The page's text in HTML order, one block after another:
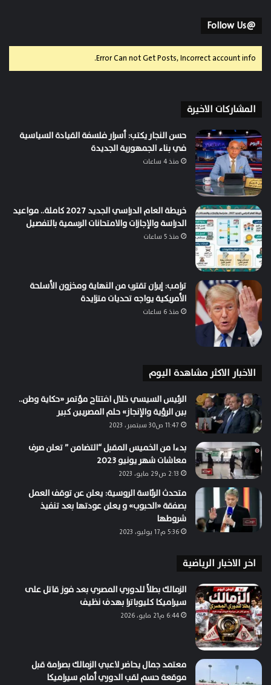
@Follow Us
Error Can not Get Posts, Incorrect account info.
المشاركات الاخيرة
حسن النجار يكتب: أسرار فلسفة القيادة السياسية
في بناء الجمهورية الجديدة
منذ 4 ساعات
خريطة العام الدراسي الجديد 2027 كاملة.. مواعيد
الدراسة والإجازات والامتحانات الرسمية بالتفصيل
منذ 5 ساعات
ترامب: إيران تقترب من النهاية ومخزون الأسلحة
الأمريكية يواجه تحديات متزايدة
منذ 6 ساعات
الاخبار الاكثر مشاهدة اليوم
الرئيس السيسي خلال افتتاح مؤتمر «حكاية وطن..
بين الرؤية والإنجاز» حلم المصريين كبير
11:47 ص30 سبتمبر، 2023
بدءا من الخميس المقبل “التضامن ” تعلن صرف
معاشات شهر يونيو 2023
2:13 ص29 مايو، 2023
متحدث الرئاسة الروسية: يعلن عن توقف العمل
بصفقة «الحبوب» و يعلن عودتها بعد تنفيذ
شروطها
5:36 م17 يوليو، 2023
اخر الاخبار الرياضية
الزمالك بطلاً للدوري المصري بعد فوز قاتل على
سيراميكا كليوباترا بهدف نظيف
6:44 م21 مايو، 2026
معتمد جمال يحاضر لاعبي الزمالك بصرامة قبل
موقعة حسم لقب الدوري أمام سيراميكا